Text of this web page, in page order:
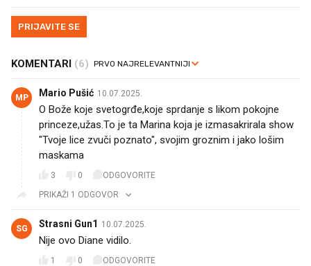
PRIJAVITE SE
KOMENTARI (6)
MP Mario Pušić 10.07.2025.
O Bože koje svetogrđe,koje sprdanje s likom pokojne
princeze,užas.To je ta Marina koja je izmasakrirala show
"Tvoje lice zvuči poznato", svojim groznim i jako lošim
maskama
3 0
ODGOVORITE
PRIKAŽI 1 ODGOVOR
SG Strasni Gun1 10.07.2025.
Nije ovo Diane vidilo.
1 0 ODGOVORITE